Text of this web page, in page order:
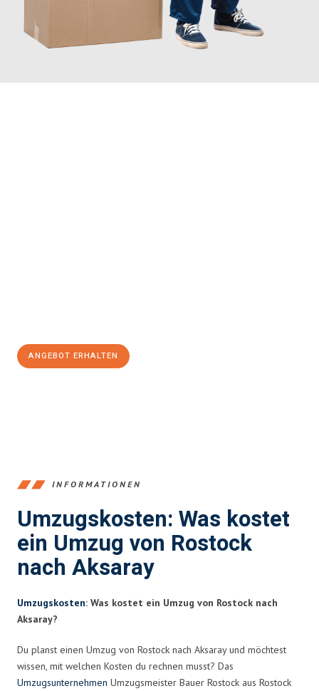
ANGEBOT ERHALTEN
INFORMATIONEN
Umzugskosten: Was kostet
ein Umzug von Rostock
nach Aksaray
Umzugskosten: Was kostet ein Umzug von Rostock nach
Aksaray?
Du planst einen Umzug von Rostock nach Aksaray und möchtest
wissen, mit welchen Kosten du rechnen musst? Das
Umzugsunternehmen Umzugsmeister Bauer Rostock aus Rostock